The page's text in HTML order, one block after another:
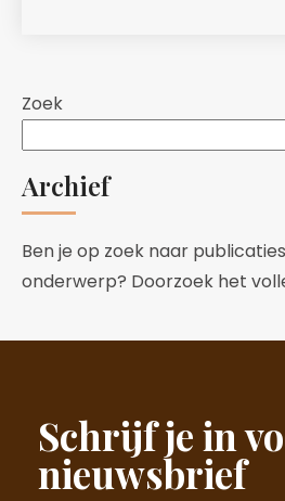
Zoek
Archief
Ben je op zoek naar
onderwerp? Doorzoek het
Schrijf je in
nieuwsbrief